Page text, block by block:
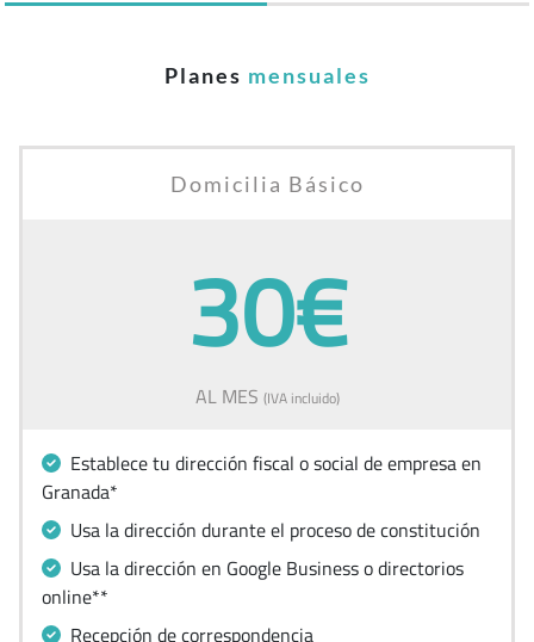
Planes mensuales
Domicilia Básico
30€
AL MES (IVA incluido)
Establece tu dirección fiscal o social de empresa en
Granada*
Usa la dirección durante el proceso de constitución
Usa la dirección en Google Business o directorios
online**
Recepción de correspondencia